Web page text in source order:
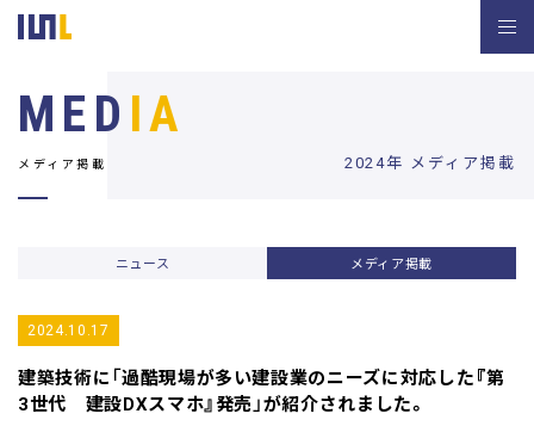
2024年 メディア掲載
MED IA
メディア掲載
ニュース メディア掲載
2024.10.17
建築技術に「過酷現場が多い建設業のニーズに対応した『第
3世代 建設DXスマホ』発売」が紹介されました。